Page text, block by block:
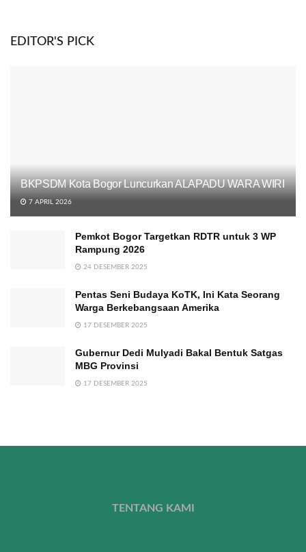
EDITOR'S PICK
BKPSDM Kota Bogor Luncurkan ALAPADU WARA WIRI
7 APRIL 2026
Pemkot Bogor Targetkan RDTR untuk 3 WP
Rampung 2026
24 DESEMBER 2025
Pentas Seni Budaya KoTK, Ini Kata Seorang
Warga Berkebangsaan Amerika
17 DESEMBER 2025
Gubernur Dedi Mulyadi Bakal Bentuk Satgas
MBG Provinsi
17 DESEMBER 2025
TENTANG KAMI